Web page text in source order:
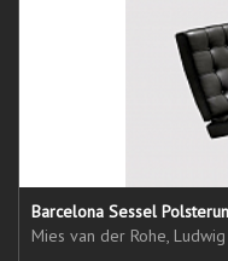
Barcelona Sessel
Mies van der Rohe, Ludwig